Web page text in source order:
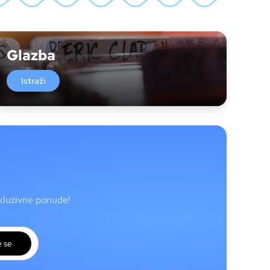
Glazba
Istraži
ponude!
se